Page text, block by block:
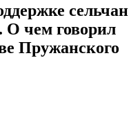
сельчан
О чем говорил
Пружанского